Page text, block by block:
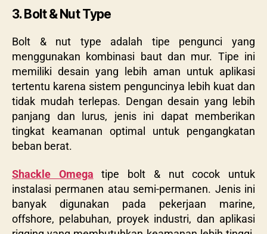
3. Bolt & Nut Type
Bolt & nut type adalah tipe pengunci yang
menggunakan kombinasi baut dan mur. Tipe ini
memiliki desain yang lebih aman untuk aplikasi
tertentu karena sistem penguncinya lebih kuat dan
tidak mudah terlepas. Dengan desain yang lebih
panjang dan lurus, jenis ini dapat memberikan
tingkat keamanan optimal untuk pengangkatan
beban berat.
Shackle Omega tipe bolt & nut cocok untuk
instalasi permanen atau semi-permanen. Jenis ini
banyak digunakan pada pekerjaan marine,
offshore, pelabuhan, proyek industri, dan aplikasi